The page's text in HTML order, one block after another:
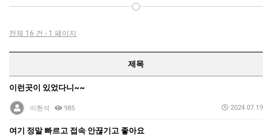
전체 16 건 - 1 페이지
제목
이런곳이 있었다니~~
이현석 985 2024.07.19
여기 정말 빠르고 접속 안끊기고 좋아요